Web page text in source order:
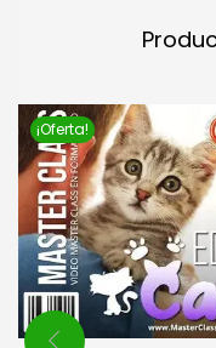
¡Oferta!